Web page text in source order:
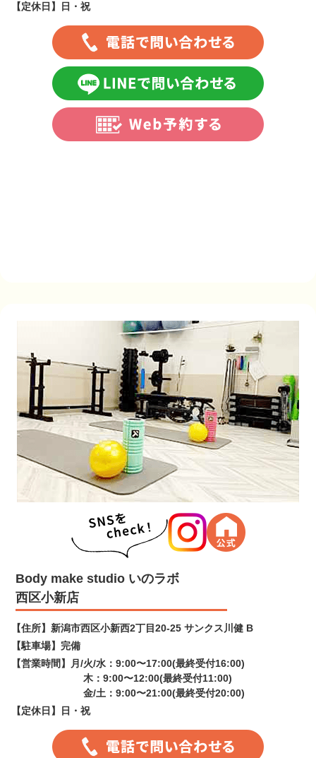
【定休日】
日・祝
Body make studio いのラボ
西区小新店
【住所】 新潟市西区小新西2丁目20-25 サンクス川健 B
【駐車場】 完備
【営業時間】
月/火/水：9:00〜17:00(最終受付16:00)
木：9:00〜12:00(最終受付11:00)
金/土：9:00〜21:00(最終受付20:00)
【定休日】
日・祝